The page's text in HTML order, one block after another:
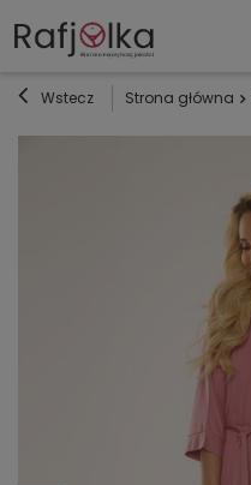
Wstecz Strona główna